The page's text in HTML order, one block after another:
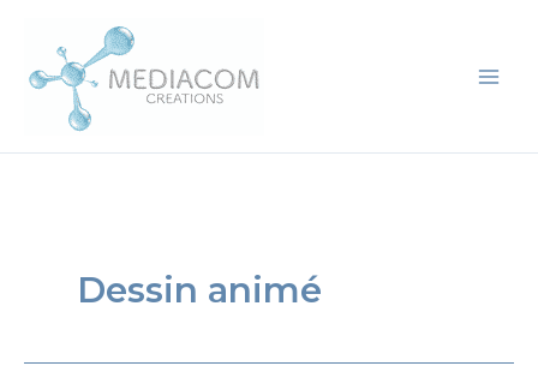
contenu
Dessin animé